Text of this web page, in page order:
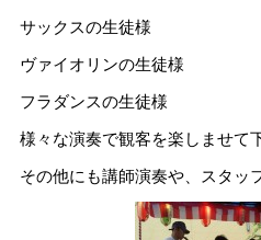
サックスの生徒様
ヴァイオリンの生徒様
フラダンスの生徒様
様々な演奏で観客を楽しませて
その他にも講師演奏や、スタッ